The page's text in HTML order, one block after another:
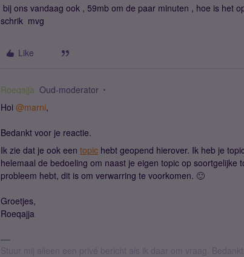
bij ons vandaag ook , 59mb om de paar minuten , hoe is het
schrik mvg
Like
Roeqajja Oud-moderator
Hoi @marni,
Bedankt voor je reactie.
Ik zie dat je ook een topic hebt geopend hierover. Ik heb je
helemaal de bedoeling om naast je eigen topic op soortgelijke
probleem hebt, dit is om verwarring te voorkomen. 🙂
Groetjes,
Roeqajja
Stuur mij alleen een privé bericht als ik daar om vraag. Bedankt!